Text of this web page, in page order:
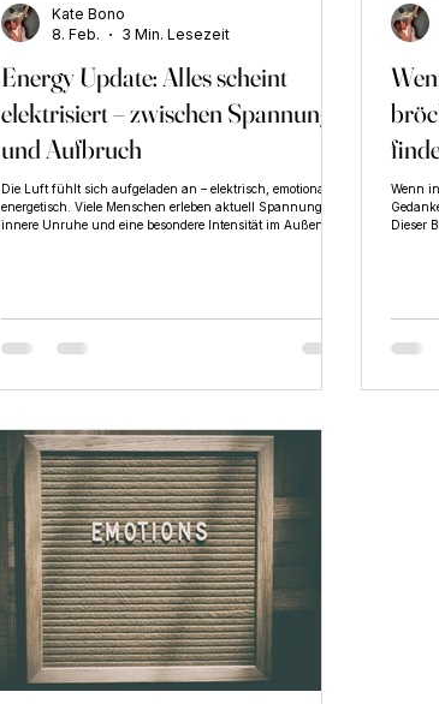
Innere Wahrnehmung
Persönliche Transformation Seelenweg & innere
Bewusstsein & Selbstentwicklung
Energy Update: Alles scheint
elektrisiert – zwischen Spannung
und Aufbruch
Die Luft fühlt sich aufgeladen an – elektrisch, emotional,
energetisch. Viele Menschen erleben aktuell Spannungen,
innere Unruhe und eine besondere Intensität im Außen wie
Kate Bono
8. Feb.
3 Min. Lesezeit
Wenn
Dieser